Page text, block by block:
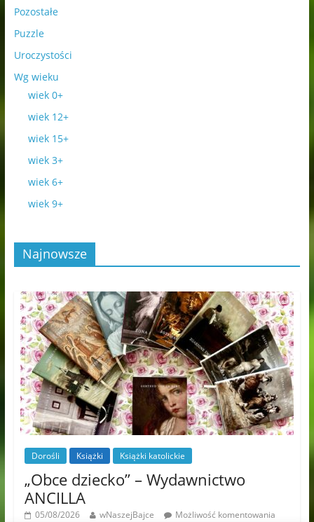
Pozostałe
Puzzle
Uroczystości
Wg wieku
wiek 0+
wiek 12+
wiek 15+
wiek 3+
wiek 6+
wiek 9+
Najnowsze
Dorośli Książki Książki katolickie
„Obce dziecko” – Wydawnictwo
ANCILLA
05/08/2026 wNaszejBajce
Możliwość komentowania